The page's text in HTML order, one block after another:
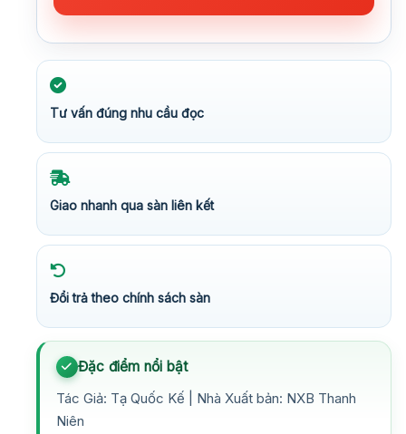
Tư vấn đúng nhu cầu đọc
Giao nhanh qua sàn liên kết
Đổi trả theo chính sách sàn
Đặc điểm nổi bật
Tác Giả: Tạ Quốc Kế | Nhà Xuất bản: NXB Thanh
Niên